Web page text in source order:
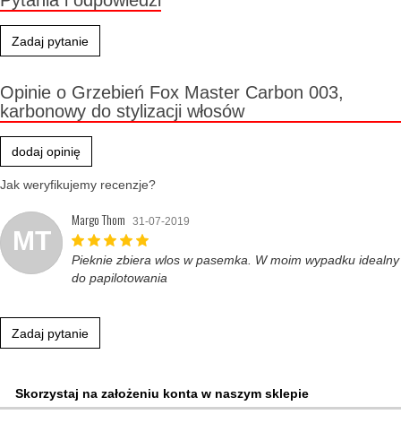
Zadaj pytanie
Opinie o Grzebień Fox Master Carbon 003,
karbonowy do stylizacji włosów
dodaj opinię
Jak weryfikujemy recenzje?
MT
Margo Thom 31-07-2019
Pieknie zbiera wlos w pasemka. W moim wypadku idealny
do papilotowania
Zadaj pytanie
Skorzystaj na założeniu konta w naszym sklepie